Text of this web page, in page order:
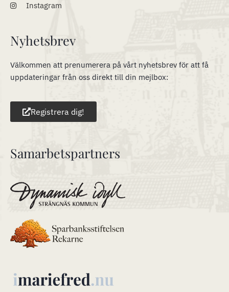
Instagram
Nyhetsbrev
Välkommen att prenumerera på vårt nyhetsbrev för att få
uppdateringar från oss direkt till din mejlbox:
Registrera dig!
Samarbetspartners